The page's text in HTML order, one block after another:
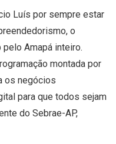
Luís por sempre estar
o
Amapá inteiro.
montada por
os negócios
para que todos sejam
do Sebrae-AP,